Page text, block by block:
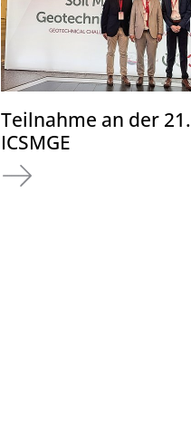
Teilnahme an der 21.
ICSMGE